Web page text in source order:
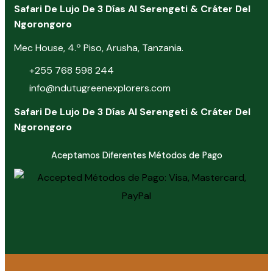
Safari De Lujo De 3 Días Al Serengeti & Cráter Del
Ngorongoro
Mec House, 4.º Piso, Arusha, Tanzania.
+255 768 598 244
info@ndutugreenexplorers.com
Safari De Lujo De 3 Días Al Serengeti & Cráter Del
Ngorongoro
Aceptamos Diferentes Métodos de Pago